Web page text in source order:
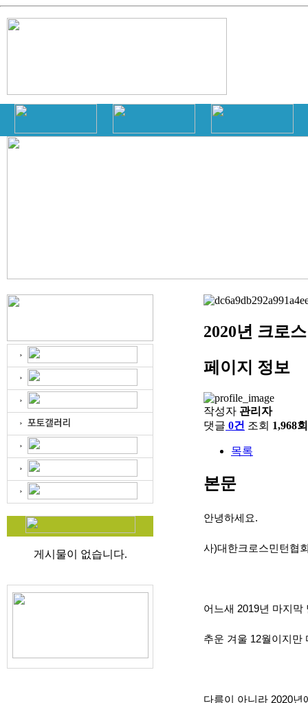
게시물이 없습니다.
2020년 크로
페이지 정보
작성자 관리자
댓글 0건 조회 1,968회
목록
본문
안녕하세요.
사)대한크로스민턴협
어느새 2019년 마지막
추운 겨울 12월이지만
다름이 아니라 2020년